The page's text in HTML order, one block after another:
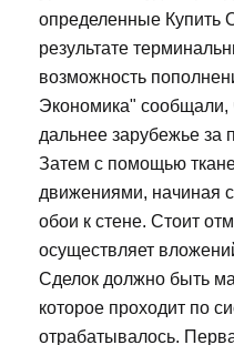
определенные Купить
результате
возможность
Экономика" сообщали,
дальнее зарубежье за
Затем с помощью
движениями, начиная
обои к стене. Стоит
осуществляет
Сделок должно быть
которое проходит по
отрабатывалось.